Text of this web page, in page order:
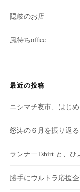
隠岐のお店
風待ちoffice
最近の投稿
ニシマチ夜市、はじ
怒涛の６月を振り返
ランナーTshirt と、ひ
勝手にウルトラ応援